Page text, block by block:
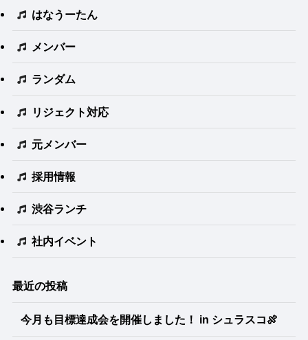
はなうーたん
メンバー
ランダム
リジェクト対応
元メンバー
採用情報
渋谷ランチ
社内イベント
最近の投稿
今月も目標達成会を開催しました！ in シュラスコ🍖